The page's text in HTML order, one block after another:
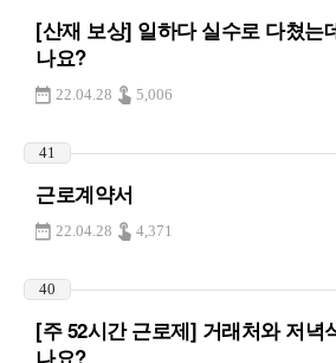
[산재 보상] 일하다 실수로 다쳤는
나요?
22.04.28 5,006
41
근로계약서
22.04.28 4,371
40
[주 52시간 근로제] 거래처와 저녁
나요?